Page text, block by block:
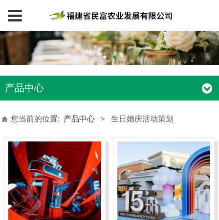
产品中心
您当前的位置: 产品中心 > 生日婚庆活动策划